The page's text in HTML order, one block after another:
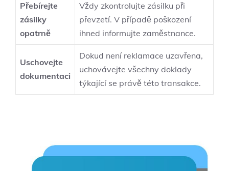
Přebírejte
zásilky
opatrně
Vždy zkontrolujte zásilku při
převzetí. V případě poškození
ihned informujte zaměstnance.
Uschovejte
dokumentaci
Dokud není reklamace uzavřena,
uchovávejte všechny doklady
týkající se právě této transakce.